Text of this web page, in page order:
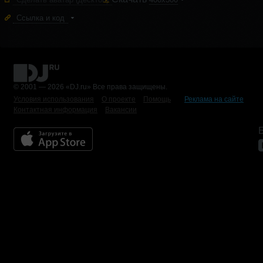
Ссылка и код
© 2001 — 2026 «DJ.ru» Все права защищены.
Условия использования
О проекте Помощь
Реклама на сайте
Контактная информация
Вакансии